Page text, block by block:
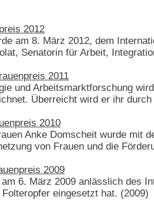
2012
am 8. März 2012, dem
Senatorin für Arbeit,
2011
und Arbeitsmarktforschung
Überreicht wird er ihr
2010
Anke Domscheit wurde mit
von Frauen und die
2009
6. März 2009 anlässlich des
eingesetzt hat. (2009)